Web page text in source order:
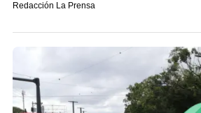
Redacción La Prensa